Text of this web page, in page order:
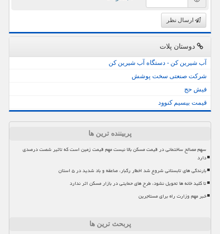
ارسال نظر
دوستان پلات
آب شیرین کن - دستگاه آب شیرین کن
شرکت صنعتی سخت پوشش
فیش حج
قیمت بیسیم کنوود
پربیننده ترین ها
سهم مصالح ساختمانی در قیمت مسکن بالا نیست مهم قیمت زمین است که تاثیر شصت درصدی
دارد
بارندگی های تابستانی شروع شد اخطار رگبار، صاعقه و باد شدید در ۵ استان
تا کلید خانه ها تحویل نشود، طرح های حمایتی در بازار مسکن اثر ندارد
خبر مهم وزارت راه برای مستاجرین
پربحث ترین ها